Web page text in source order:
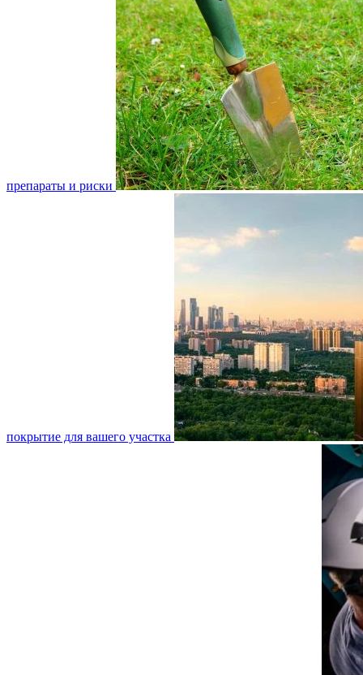
препараты и риски
покрытие для вашего участка